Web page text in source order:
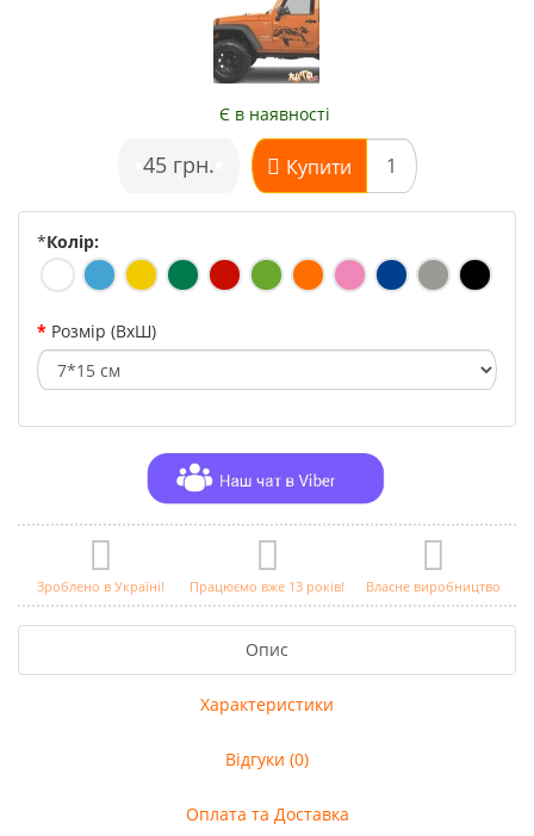
Є в наявності
45 грн. Купити
*Колір:
Розмір (ВхШ)
Зроблено в Україні! Працюємо вже 13 років! Власне виробництво
Опис
Характеристики
Відгуки (0)
Оплата та Доставка